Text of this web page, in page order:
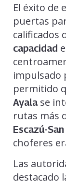
El éxito de
puertas
calificados
capacidad
impulsado
permitido
Ayalase
rutas más
Escazú-
choferes
Las
destacado